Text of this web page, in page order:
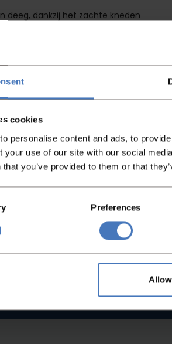
cookies
personalise content and ads, to
your use of our site with our social
you’ve provided to them or that
Preferences
deeg, dankzij het zachte kneden
wat je zocht?
gevonden wat u zocht, neem dan